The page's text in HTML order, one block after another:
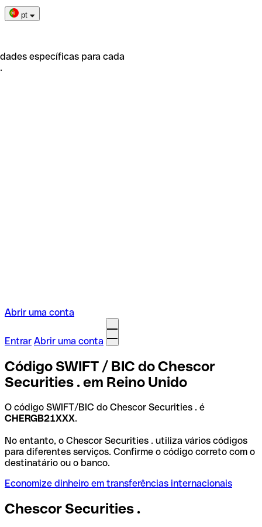
pt
específicas para cada
Abrir uma conta
Entrar Abrir uma conta
Código SWIFT / BIC do Chescor
Securities . em Reino Unido
O código SWIFT/BIC do Chescor Securities . é
CHERGB21XXX.
No entanto, o Chescor Securities . utiliza vários códigos
para diferentes serviços. Confirme o código correto com o
destinatário ou o banco.
Economize dinheiro em transferências internacionais
Chescor Securities .